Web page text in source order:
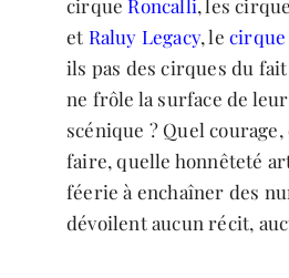
cirque Roncalli, les
et Raluy Legacy, lecirque
ils pas des cirques du fait
ne frôle la surface de
scénique ? Quel
faire, quelle honnêteté
féerie à enchaîner des
dévoilent aucun récit,